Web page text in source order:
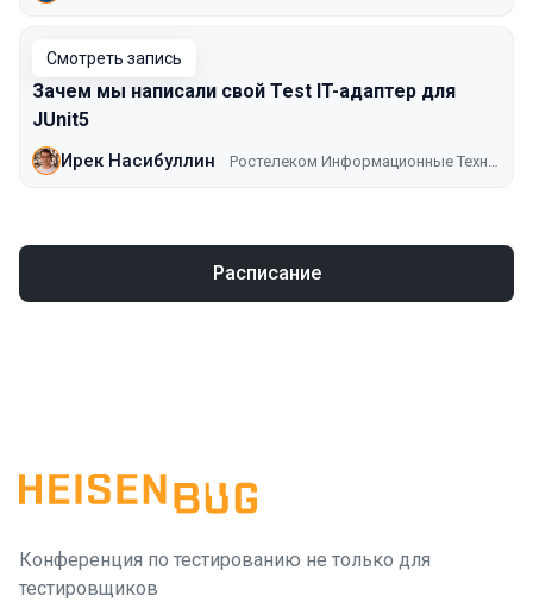
Смотреть запись
Зачем мы написали свой Test IT-адаптер для
JUnit5
Ирек Насибуллин
Расписание
Конференция по тестированию не только для
тестировщиков